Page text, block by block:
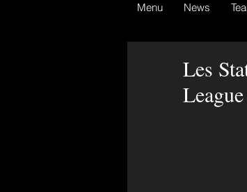
Menu News
Les